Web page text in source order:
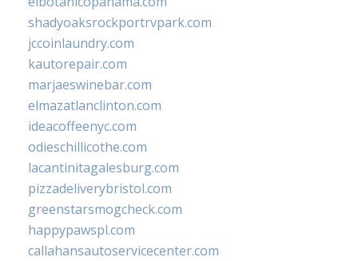
shadyoaksrockportrvpark.com
jccoinlaundry.com
kautorepair.com
marjaeswinebar.com
elmazatlanclinton.com
ideacoffeenyc.com
odieschillicothe.com
lacantinitagalesburg.com
pizzadeliverybristol.com
greenstarsmogcheck.com
happypawspl.com
callahansautoservicecenter.com